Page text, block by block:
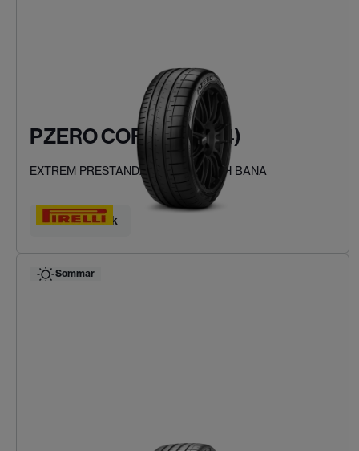
PZERO CORSA (PZC4)
EXTREM PRESTANDA FÖR VÄG OCH BANA
Hitta ditt däck
Sommar